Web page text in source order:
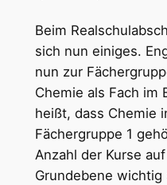
Beim
sich nun einiges.
nun zur
Chemie als Fach im
heißt, dass Chemie
Fächergruppe 1
Anzahl der Kurse
Grundebene wichtig